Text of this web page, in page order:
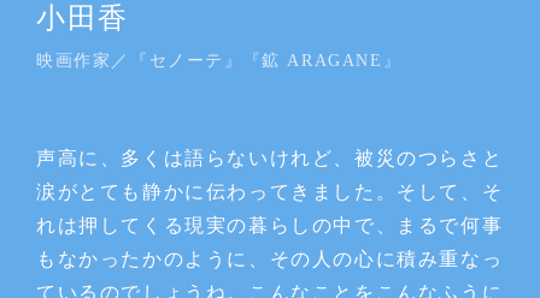
小田香
映画作家／『セノーテ』『鉱 ARAGANE』
声高に、多くは語らないけれど、被災のつらさと
涙がとても静かに伝わってきました。そして、そ
れは押してくる現実の暮らしの中で、まるで何事
もなかったかのように、その人の心に積み重なっ
ているのでしょうね。こんなことをこんなふうに